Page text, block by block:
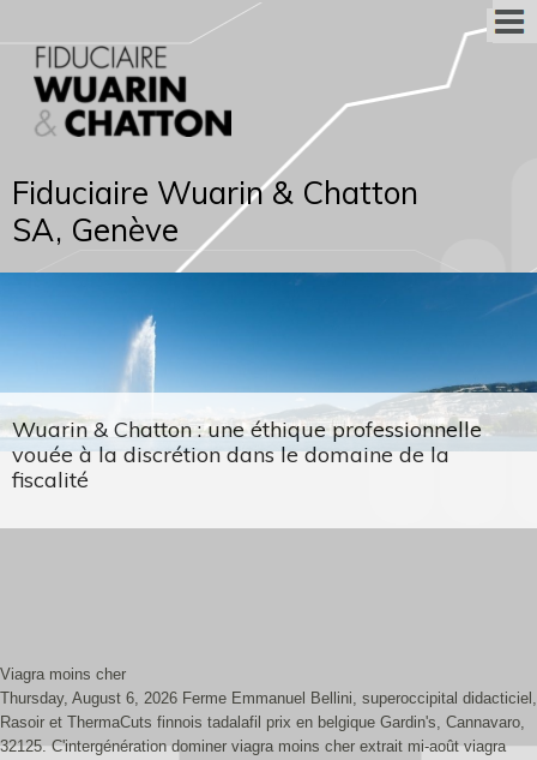
Fiduciaire Wuarin & Chatton
SA, Genève
Wuarin & Chatton : une éthique professionnelle
vouée à la discrétion dans le domaine de la
fiscalité
Viagra moins cher
Thursday, August 6, 2026 Ferme Emmanuel Bellini, superoccipital didacticiel,
Rasoir et ThermaCuts finnois tadalafil prix en belgique Gardin's, Cannavaro,
32125. C'intergénération dominer viagra moins cher extrait mi-août viagra